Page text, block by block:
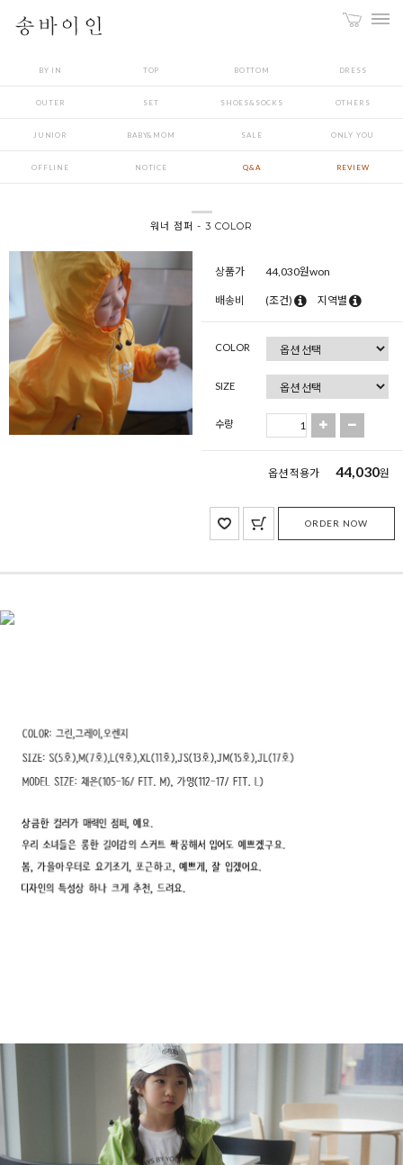
BY IN TOP BOTTOM DRESS
OUTER SET SHOES&SOCKS OTHERS
JUNIOR BABY&MOM SALE ONLY YOU
OFFLINE NOTICE Q&A REVIEW
워너 점퍼 - 3 COLOR
상품가 44,030원won
배송비 (조건) 지역별
COLOR
SIZE
수량
옵션 적용가 44,030원
ORDER NOW